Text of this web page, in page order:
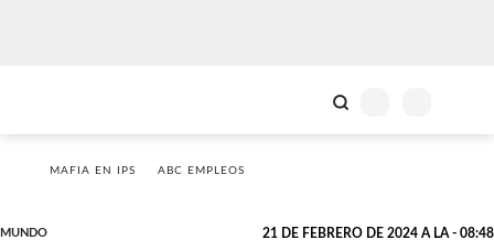
MAFIA EN IPS ABC EMPLEOS
MUNDO 21 DE FEBRERO DE 2024 A LA - 08:48